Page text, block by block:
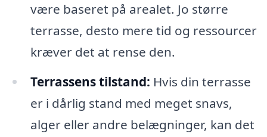
være baseret på arealet. Jo større
terrasse, desto mere tid og ressourcer
kræver det at rense den.
Terrassens tilstand: Hvis din terrasse
er i dårlig stand med meget snavs,
alger eller andre belægninger, kan det